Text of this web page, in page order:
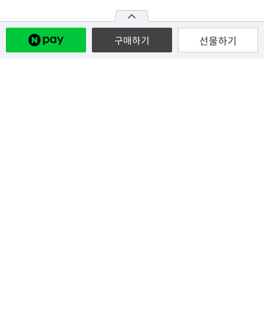
구매하기 선물하기